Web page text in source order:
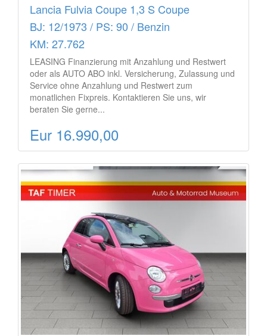
Lancia Fulvia Coupe 1,3 S Coupe
BJ: 12/1973 / PS: 90 / Benzin
KM: 27.762
LEASING Finanzierung mit Anzahlung und Restwert
oder als AUTO ABO inkl. Versicherung, Zulassung und
Service ohne Anzahlung und Restwert zum
monatlichen Fixpreis. Kontaktieren Sie uns, wir
beraten Sie gerne...
Eur 16.990,00